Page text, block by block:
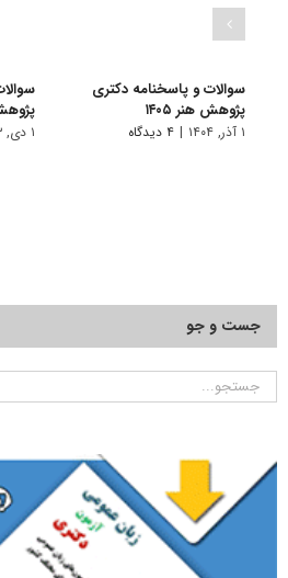
سوالات و پاسخنامه دکتری
پژوهش هنر ۱۴۰۵
۱ آذر, ۱۴۰۴ | ۴ دیدگاه
پژوهش
۱ دی, ۱۴۰۳
جست و جو
جستجو